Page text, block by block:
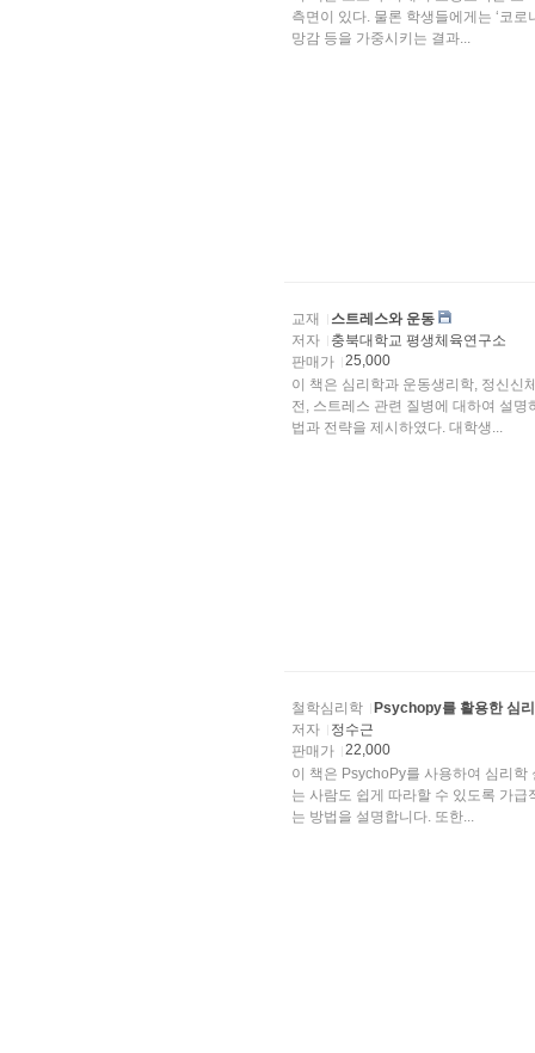
측면이 있다. 물론 학생들에게는 ‘코
망감 등을 가중시키는 결과...
교재
스트레스와 운동
저자
충북대학교 평생체육연구소
판매가
25,000
이 책은 심리학과 운동생리학, 정신신
전, 스트레스 관련 질병에 대하여 설
법과 전략을 제시하였다. 대학생...
철학심리학
Psychopy를 활용한 심
저자
정수근
판매가
22,000
이 책은 PsychoPy를 사용하여 심리
는 사람도 쉽게 따라할 수 있도록 가
는 방법을 설명합니다. 또한...